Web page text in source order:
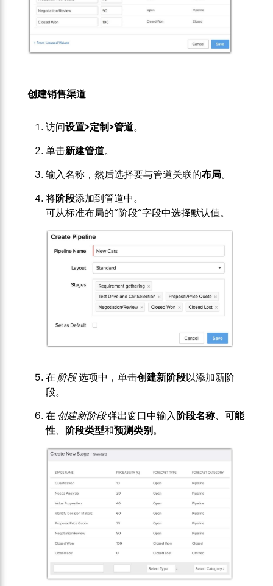
创建销售渠道
访问设置>定制>管道。
单击新建管道。
输入名称，然后选择要与管道关联的布局。
将阶段添加到管道中。
可从标准布局的“阶段”字段中选择默认值。
在 阶段选项中，单击创建新阶段以添加新阶
段。
在 创建新阶段弹出窗口中输入 阶段名称、 可能
性、 阶段类型和预测类别 。